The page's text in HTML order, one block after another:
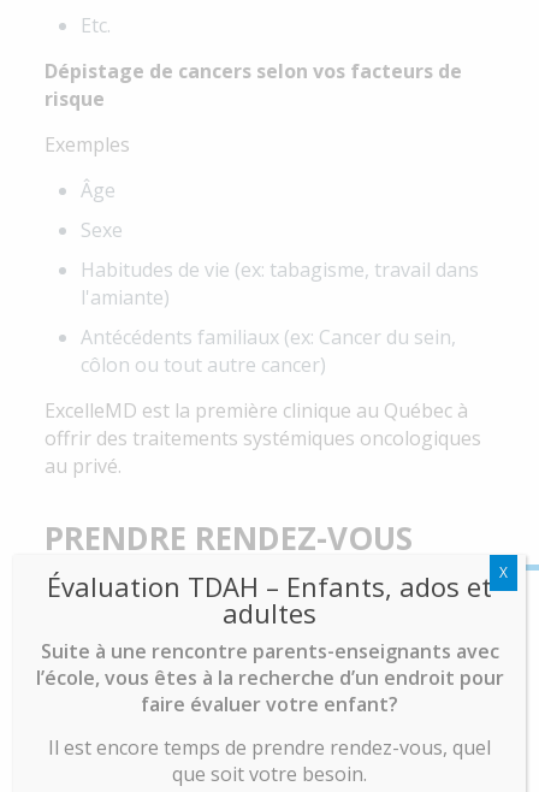
Etc.
Dépistage de cancers selon vos facteurs de
risque
Exemples
Âge
Sexe
Habitudes de vie (ex: tabagisme, travail dans
l'amiante)
Antécédents familiaux (ex: Cancer du sein,
côlon ou tout autre cancer)
ExcelleMD est la première clinique au Québec à
offrir des traitements systémiques oncologiques
au privé.
PRENDRE RENDEZ-VOUS
Nous ne voyons que les adultes (18
ans et plus) pour ce service.
Documents / rapports des bilans déjà faits
Évaluation TDAH – Enfants, ados et
adultes
Suite à une rencontre parents-enseignants avec
l’école, vous êtes à la recherche d’un endroit pour
faire évaluer votre enfant?
Il est encore temps de prendre rendez-vous, quel
que soit votre besoin.
X